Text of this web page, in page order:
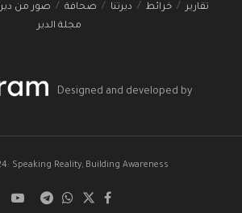
تقارير
خرائط ديرتنا صحافة صور من
مجلة الدير
Designed and developed by
Speaking Reality, Building Awareness